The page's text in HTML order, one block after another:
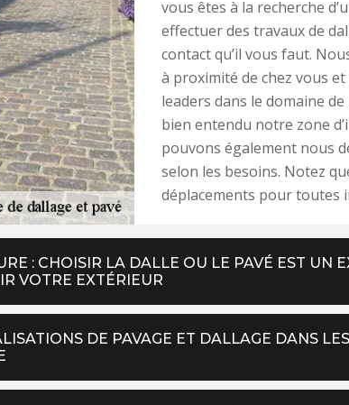
vous êtes à la recherche
effectuer des travaux de
contact qu’il vous faut.
à proximité de chez vous
leaders dans le domaine
bien entendu notre zone
pouvons également nous
selon les besoins. Notez
déplacements pour toutes
: CHOISIR LA DALLE OU LE PAVÉ EST UN
VOTRE EXTÉRIEUR
DE PAVAGE ET DALLAGE DANS